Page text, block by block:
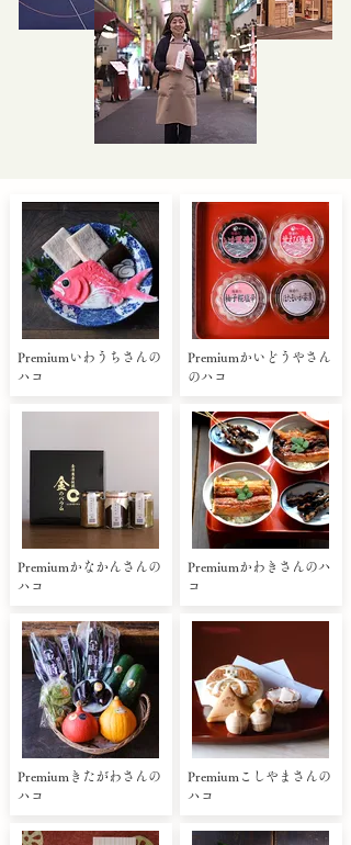
Premiumいわうちさんの
ハコ
Premiumかなかんさんの
ハコ
Premiumきたがわさんの
ハコ
Premiumかいどうやさん
のハコ
Premiumかわきさんのハ
コ
Premiumこしやまさんの
ハコ